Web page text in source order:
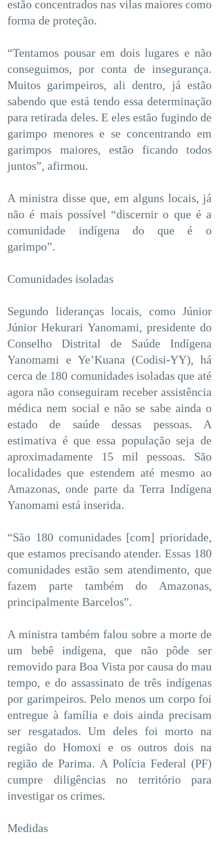
estão concentrados nas vilas maiores como
forma de proteção.
“Tentamos pousar em dois lugares e não
conseguimos, por conta de insegurança.
Muitos garimpeiros, ali dentro, já estão
sabendo que está tendo essa determinação
para retirada deles. E eles estão fugindo de
garimpo menores e se concentrando em
garimpos maiores, estão ficando todos
juntos”, afirmou.
A ministra disse que, em alguns locais, já
não é mais possível “discernir o que é a
comunidade indígena do que é o
garimpo”.
Comunidades isoladas
Segundo lideranças locais, como Júnior
Júnior Hekurari Yanomami, presidente do
Conselho Distrital de Saúde Indígena
Yanomami e Ye’Kuana (Codisi-YY), há
cerca de 180 comunidades isoladas que até
agora não conseguiram receber assistência
médica nem social e não se sabe ainda o
estado de saúde dessas pessoas. A
estimativa é que essa população seja de
aproximadamente 15 mil pessoas. São
localidades que estendem até mesmo ao
Amazonas, onde parte da Terra Indígena
Yanomami está inserida.
“São 180 comunidades [com] prioridade,
que estamos precisando atender. Essas 180
comunidades estão sem atendimento, que
fazem parte também do Amazonas,
principalmente Barcelos”.
A ministra também falou sobre a morte de
um bebê indígena, que não pôde ser
removido para Boa Vista por causa do mau
tempo, e do assassinato de três indígenas
por garimpeiros. Pelo menos um corpo foi
entregue à família e dois ainda precisam
ser resgatados. Um deles foi morto na
região do Homoxi e os outros dois na
região de Parima. A Polícia Federal (PF)
cumpre diligências no território para
investigar os crimes.
Medidas